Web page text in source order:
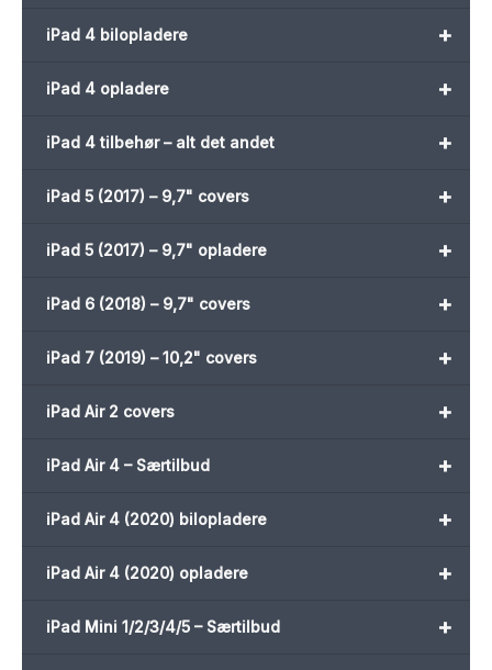
+
iPad 4 bilopladere
+
iPad 4 opladere
+
iPad 4 tilbehør – alt det andet
+
iPad 5 (2017) – 9,7" covers
+
iPad 5 (2017) – 9,7" opladere
+
iPad 6 (2018) – 9,7" covers
+
iPad 7 (2019) – 10,2" covers
+
iPad Air 2 covers
+
iPad Air 4 – Særtilbud
+
iPad Air 4 (2020) bilopladere
+
iPad Air 4 (2020) opladere
+
iPad Mini 1/2/3/4/5 – Særtilbud